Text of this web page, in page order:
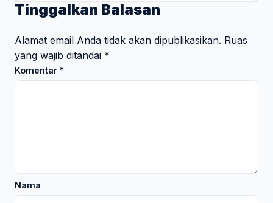
Tinggalkan Balasan
Alamat email Anda tidak akan dipublikasikan. Ruas
yang wajib ditandai *
Komentar *
Nama